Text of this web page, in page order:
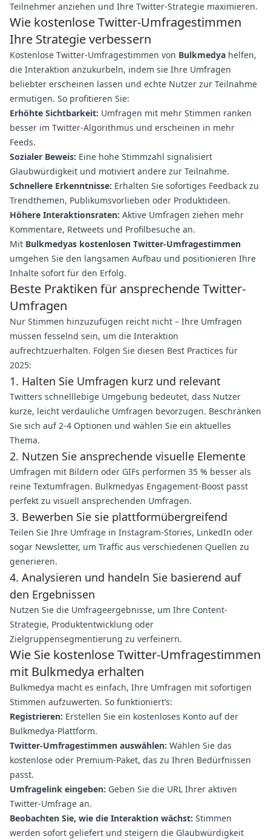
Teilnehmer anziehen und Ihre Twitter-Strategie maximieren.
Wie kostenlose Twitter-Umfragestimmen
Ihre Strategie verbessern
Kostenlose Twitter-Umfragestimmen von Bulkmedya helfen,
die Interaktion anzukurbeln, indem sie Ihre Umfragen
beliebter erscheinen lassen und echte Nutzer zur Teilnahme
ermutigen. So profitieren Sie:
Erhöhte Sichtbarkeit: Umfragen mit mehr Stimmen ranken
besser im Twitter-Algorithmus und erscheinen in mehr
Feeds.
Sozialer Beweis: Eine hohe Stimmzahl signalisiert
Glaubwürdigkeit und motiviert andere zur Teilnahme.
Schnellere Erkenntnisse: Erhalten Sie sofortiges Feedback zu
Trendthemen, Publikumsvorlieben oder Produktideen.
Höhere Interaktionsraten: Aktive Umfragen ziehen mehr
Kommentare, Retweets und Profilbesuche an.
Mit Bulkmedyas kostenlosen Twitter-Umfragestimmen
umgehen Sie den langsamen Aufbau und positionieren Ihre
Inhalte sofort für den Erfolg.
Beste Praktiken für ansprechende Twitter-
Umfragen
Nur Stimmen hinzuzufügen reicht nicht – Ihre Umfragen
müssen fesselnd sein, um die Interaktion
aufrechtzuerhalten. Folgen Sie diesen Best Practices für
2025:
1. Halten Sie Umfragen kurz und relevant
Twitters schnelllebige Umgebung bedeutet, dass Nutzer
kurze, leicht verdauliche Umfragen bevorzugen. Beschränken
Sie sich auf 2-4 Optionen und wählen Sie ein aktuelles
Thema.
2. Nutzen Sie ansprechende visuelle Elemente
Umfragen mit Bildern oder GIFs performen 35 % besser als
reine Textumfragen. Bulkmedyas Engagement-Boost passt
perfekt zu visuell ansprechenden Umfragen.
3. Bewerben Sie sie plattformübergreifend
Teilen Sie Ihre Umfrage in Instagram-Stories, LinkedIn oder
sogar Newsletter, um Traffic aus verschiedenen Quellen zu
generieren.
4. Analysieren und handeln Sie basierend auf
den Ergebnissen
Nutzen Sie die Umfrageergebnisse, um Ihre Content-
Strategie, Produktentwicklung oder
Zielgruppensegmentierung zu verfeinern.
Wie Sie kostenlose Twitter-Umfragestimmen
mit Bulkmedya erhalten
Bulkmedya macht es einfach, Ihre Umfragen mit sofortigen
Stimmen aufzuwerten. So funktioniert’s:
Registrieren: Erstellen Sie ein kostenloses Konto auf der
Bulkmedya-Plattform.
Twitter-Umfragestimmen auswählen: Wählen Sie das
kostenlose oder Premium-Paket, das zu Ihren Bedürfnissen
passt.
Umfragelink eingeben: Geben Sie die URL Ihrer aktiven
Twitter-Umfrage an.
Beobachten Sie, wie die Interaktion wächst: Stimmen
werden sofort geliefert und steigern die Glaubwürdigkeit